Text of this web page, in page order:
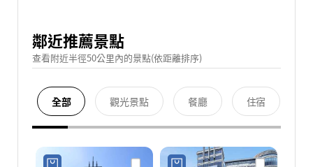
鄰近推薦景點
查看附近半徑50公里內的景點(依距離排序)
全部 觀光景點 餐廳 住宿